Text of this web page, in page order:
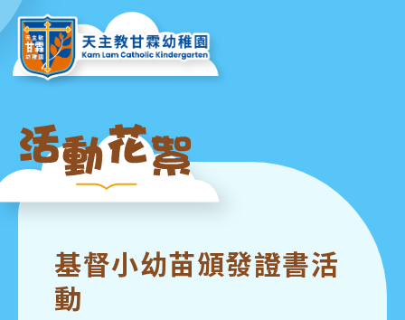
基督小幼苗頒發證書活
動